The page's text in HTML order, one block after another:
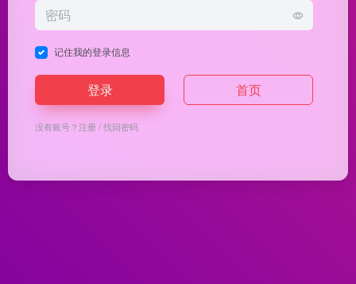
记住我的登录信息
登录 首页
没有账号？注册/找回密码